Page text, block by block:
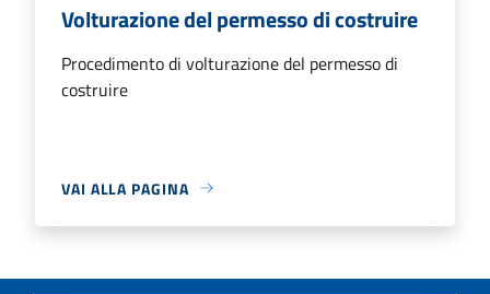
Volturazione del permesso di costruire
Procedimento di volturazione del permesso di
costruire
VAI ALLA PAGINA